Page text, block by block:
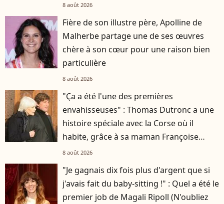
8 août 2026
Fière de son illustre père, Apolline de
Malherbe partage une de ses œuvres
chère à son cœur pour une raison bien
particulière
8 août 2026
"Ça a été l'une des premières
envahisseuses" : Thomas Dutronc a une
histoire spéciale avec la Corse où il
habite, grâce à sa maman Françoise
Hardy
8 août 2026
"Je gagnais dix fois plus d'argent que si
j'avais fait du baby-sitting !" : Quel a été le
premier job de Magali Ripoll (N'oubliez